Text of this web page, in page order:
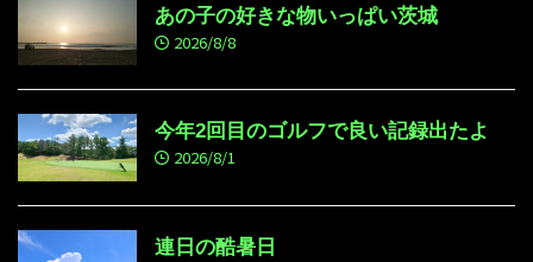
あの子の好きな物いっぱい茨城
2026/8/8
今年2回目のゴルフで良い記録出たよ
2026/8/1
連日の酷暑日